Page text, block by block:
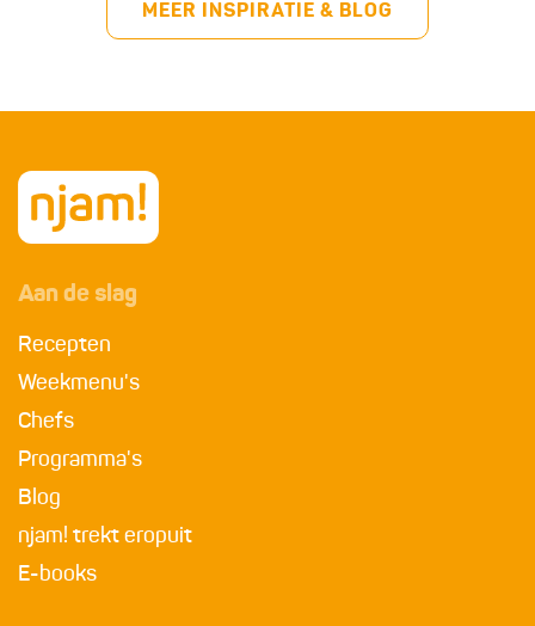
MEER INSPIRATIE & BLOG
Aan de slag
Recepten
Weekmenu's
Chefs
Programma's
Blog
njam! trekt eropuit
E-books